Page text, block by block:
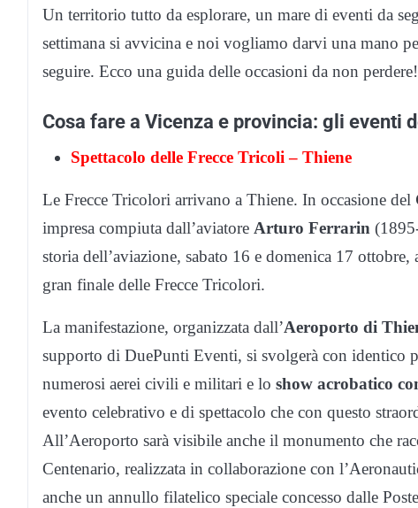
Un territorio tutto da esplorare, un mare di eventi da
settimana si avvicina e noi vogliamo darvi una mano
seguire. Ecco una guida delle occasioni da non perdere!
Cosa fare a Vicenza e provincia: gli eventi
Spettacolo delle Frecce Tricoli – Thiene
Le Frecce Tricolori arrivano a Thiene. In occasione del
impresa compiuta dall’aviatore Arturo Ferrarin
storia dell’aviazione, sabato 16 e domenica 17
gran finale delle Frecce Tricolori.
La manifestazione, organizzata dall’Aeroporto di
supporto di DuePunti Eventi, si svolgerà con identico
numerosi aerei civili e militari e lo show acrobatico
evento celebrativo e di spettacolo che con questo
All’Aeroporto sarà visibile anche il monumento che
Centenario, realizzata in collaborazione con
anche un annullo filatelico speciale concesso dalle